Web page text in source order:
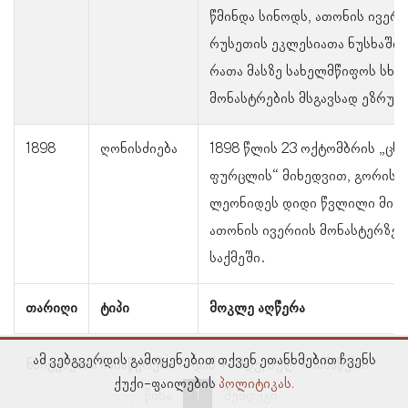
წმინდა სინოდს, ათონის
რუსეთის ეკლესიათა ნუსხაში
რათა მასზე სახელმწიფოს
მონასტრების მსგავსად
1898 ღონისძიება
1898 წლის 23 ოქტომბრის
ფურცლის“ მიხედვით, გორის
ლეონიდეს დიდი წვლილი
ათონის ივერიის მონასტერზე
საქმეში.
თარიღი ტიპი მოკლე აღწერა
ნაჩვენებია ჩანაწერები 1–დან 4–მდე, სულ 4 ჩანაწერი
წინა
შემდეგი
ამ ვებგვერდის გამოყენებით თქვენ ეთანხმებით ჩვენს
ქუქი-ფაილების პოლიტიკას.